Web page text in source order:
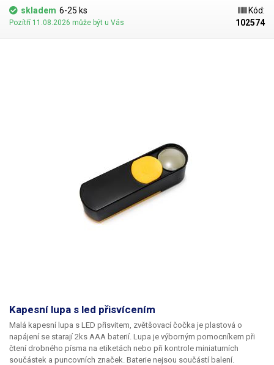
hodinářství, k opravě šperků, k ohledání skrytých mechanických vad, ke
kontrole bankovek a cenin, defektoskopie, ke kontrole zanechaných
stop na površích a nesčetně dalších úkonů.
skladem 6-25 ks
Pozítří 11.08.2026 může být u Vás
Kód:
102574
Kapesní lupa s led přisvícením
Malá kapesní lupa s LED přisvitem, zvětšovací čočka je plastová o
napájení se starají 2ks AAA baterií. Lupa je výborným pomocníkem při
čtení drobného písma na etiketách nebo při kontrole miniaturních
součástek a puncovních značek. Baterie nejsou součástí balení.